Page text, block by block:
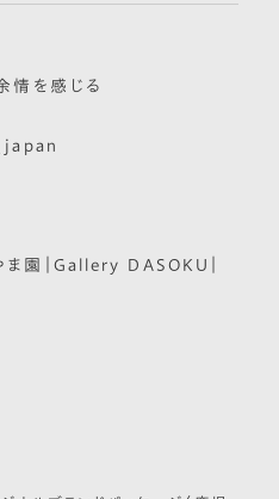
情を感じる
園｜Gallery DASOKU｜